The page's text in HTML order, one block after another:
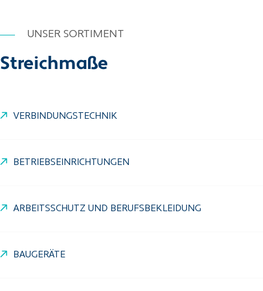
UNSER SORTIMENT
Streichmaße
VERBINDUNGSTECHNIK
BETRIEBSEINRICHTUNGEN
ARBEITSSCHUTZ UND BERUFSBEKLEIDUNG
BAUGERÄTE